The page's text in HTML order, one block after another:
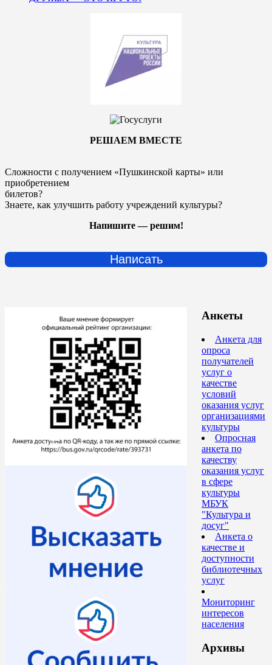
РЕШАЕМ ВМЕСТЕ
Сложности с получением «Пушкинской карты» или
приобретением
билетов?
Знаете, как улучшить работу учреждений культуры?
Напишите — решим!
Написать
Анкеты
Анкета для
опроса
получателей
услуг о
качестве
условий
оказания услуг
организациями
культуры
Опросная
анкета по
качеству
оказания услуг
в сфере
культуры
МБУК
"Культура и
досуг"
Анкета о
качестве и
доступности
библиотечных
услуг
Мониторинг
интересов
населения
Архивы